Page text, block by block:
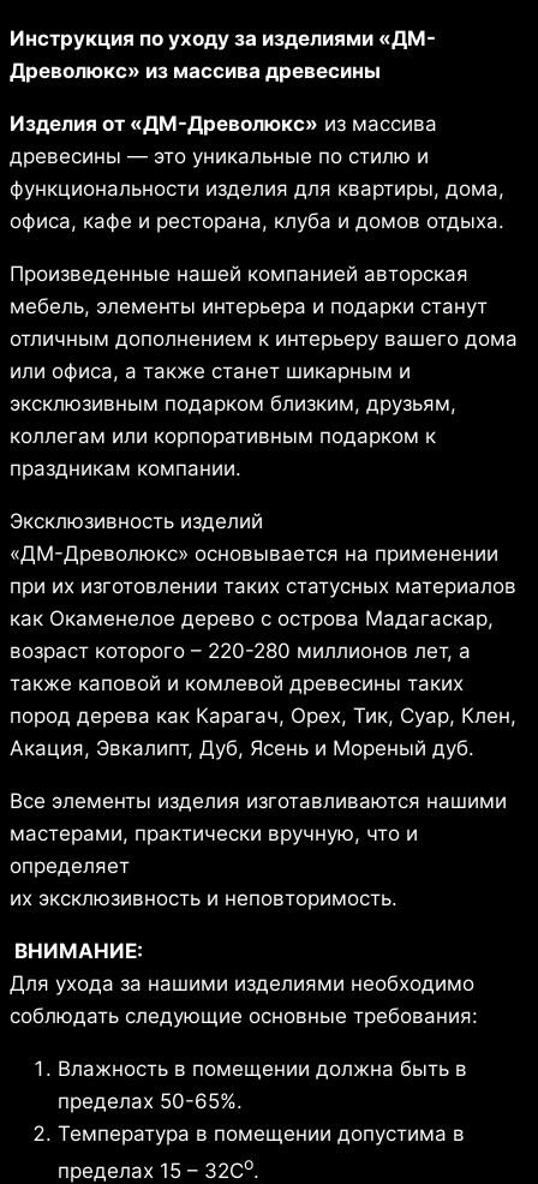
Инструкция по уходу за изделиями «ДМ-
Древолюкc» из массива древесины
Изделия от «ДМ-Древолюкс» из массива
древесины — это уникальные по стилю и
функциональности изделия для квартиры, дома,
офиса, кафе и ресторана, клуба и домов отдыха.
Произведенные нашей компанией авторская
мебель, элементы интерьера и подарки станут
отличным дополнением к интерьеру вашего дома
или офиса, а также станет шикарным и
эксклюзивным подарком близким, друзьям,
коллегам или корпоративным подарком к
праздникам компании.
Эксклюзивность изделий
«ДМ-Древолюкс» основывается на применении
при их изготовлении таких статусных материалов
как Окаменелое дерево с острова Мадагаскар,
возраст которого – 220-280 миллионов лет, а
также каповой и комлевой древесины таких
пород дерева как Карагач, Орех, Тик, Суар, Клен,
Акация, Эвкалипт, Дуб, Ясень и Мореный дуб.
Все элементы изделия изготавливаются нашими
мастерами, практически вручную, что и
определяет
их эксклюзивность и неповторимость.
ВНИМАНИЕ:
Для ухода за нашими изделиями необходимо
соблюдать следующие основные требования:
Влажность в помещении должна быть в
пределах 50-65%.
Температура в помещении допустима в
пределах 15 – 32Со.